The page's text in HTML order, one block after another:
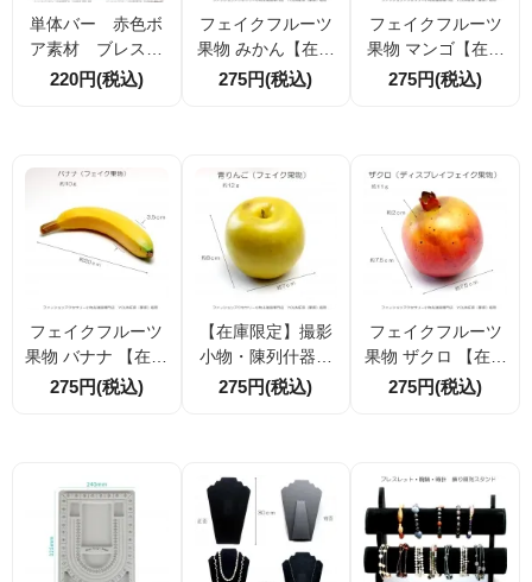
単体バー 赤色ボ
ア素材 ブレスレ
ット飾り台 腕輪 時
【在庫処分】
220円(税込)
フェイクフルーツ
果物 みかん【在庫
限定】撮影小物・
275円(税込)
フェイクフルーツ
果物 マンゴ【在庫
限定】撮影小物・
275円(税込)
フェイクフルーツ
果物 バナナ 【在庫
限定】撮影小物・
275円(税込)
【在庫限定】撮影
小物・陳列什器・
お供え物フェイク
275円(税込)
フェイクフルーツ
果物 ザクロ 【在庫
限定】撮影小物・
275円(税込)